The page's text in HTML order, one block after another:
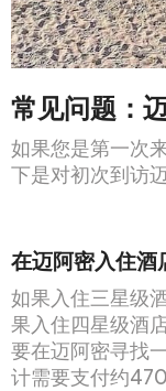
常见问题：
如果您是第一次
下是对初次到访
在迈阿密入住酒
如果入住三星级
果入住四星级酒
要在迈阿密寻找
计需要支付约